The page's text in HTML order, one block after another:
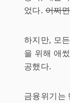
었다.어쩌
하지만, 모
을 위해 애
공했다.
금융위기는